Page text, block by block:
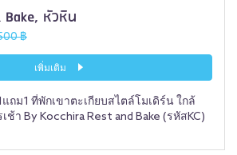
Bake, หัวหิน
฿
เพิ่มเติม
ถม1 ที่พักเขาตะเกียบสไตล์โมเดิร์น ใกล้
า By Kocchira Rest and Bake (รหัสKC)